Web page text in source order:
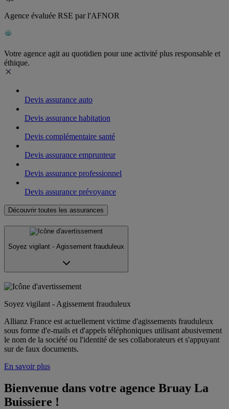
Agence évaluée RSE par l'AFNOR
Votre agence agit au quotidien pour une activité plus responsable et
éthique.
Devis assurance auto
Devis assurance habitation
Devis complémentaire santé
Devis assurance emprunteur
Devis assurance professionnel
Devis assurance prévoyance
Découvrir toutes les assurances
Soyez vigilant - Agissement frauduleux
Soyez vigilant - Agissement frauduleux
Allianz France est actuellement victime d'agissements frauduleux
sous forme d'e-mails et d'appels téléphoniques utilisant abusivement
le nom de la société ou l'identité de ses collaborateurs et s'appuyant
sur de faux documents.
En savoir plus
Bienvenue dans votre agence Bruay La
Buissiere !